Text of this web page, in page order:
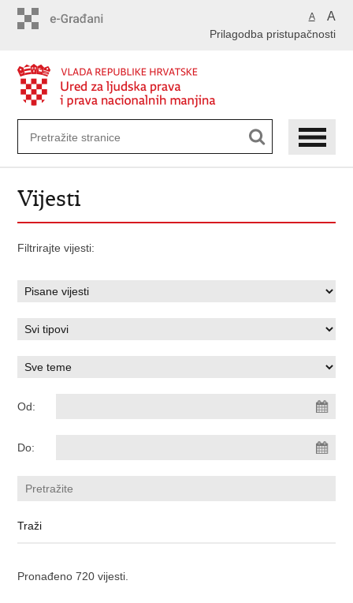
A A
Prilagodba pristupačnosti
Vijesti
Filtrirajte vijesti:
Od:
Do:
Pronađeno 720 vijesti.